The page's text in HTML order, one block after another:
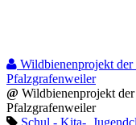
Wildbienenprojekt
Pfalzgrafenweiler
@ Wildbienenprojekt
Pfalzgrafenweiler
Schul,- Kita-,